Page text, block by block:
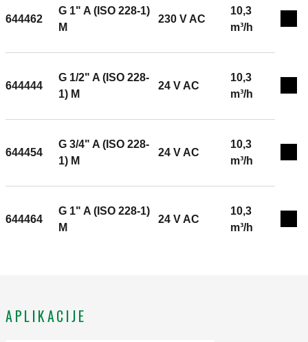
(230 V): 0,8 A. Kv kroz: 10,3 m³/h. Kv mimovoda: 1,2
m³/h. Vrijeme rada: 40 s (rotacija od 90°).
644462
G 1" A (ISO 228-1)
M
230 V AC
10,3
m³/h
644444
G 1/2" A (ISO 228-
1) M
24 V AC
10,3
m³/h
644454
G 3/4" A (ISO 228-
1) M
24 V AC
10,3
m³/h
644464
G 1" A (ISO 228-1)
M
24 V AC
10,3
m³/h
APLIKACIJE